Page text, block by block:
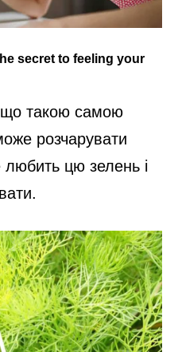
що такою самою
розчарувати
цю зелень і